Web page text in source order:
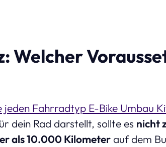
Welcher
jeden Fahrradtyp E-Bike Umbau
dein Rad darstellt, sollte es nicht
als 10.000 Kilometerauf dem